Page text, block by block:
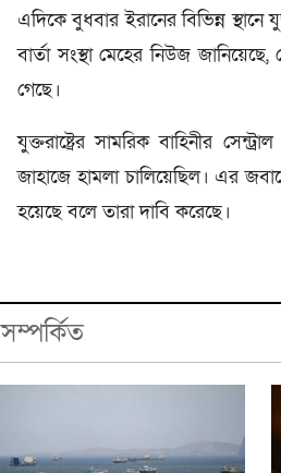
এদিকে বুধবার ইরানের বিভিন্ন স্থানে
বার্তা সংস্থা মেহের নিউজ
গেছে।
যুক্তরাষ্ট্রের সামরিক বাহিনীর
জাহাজে হামলা চালিয়েছিল। এর
হয়েছে বলে তারা দাবি করেছে।
সম্পর্কিত